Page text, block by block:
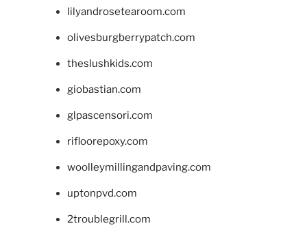
lilyandrosetearoom.com
olivesburgberrypatch.com
theslushkids.com
giobastian.com
glpascensori.com
rifloorepoxy.com
woolleymillingandpaving.com
uptonpvd.com
2troublegrill.com